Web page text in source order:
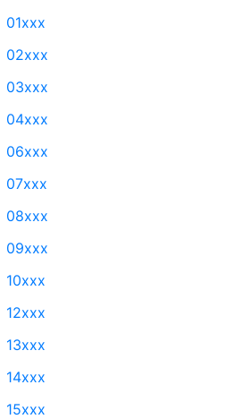
01xxx
02xxx
03xxx
04xxx
06xxx
07xxx
08xxx
09xxx
10xxx
12xxx
13xxx
14xxx
15xxx